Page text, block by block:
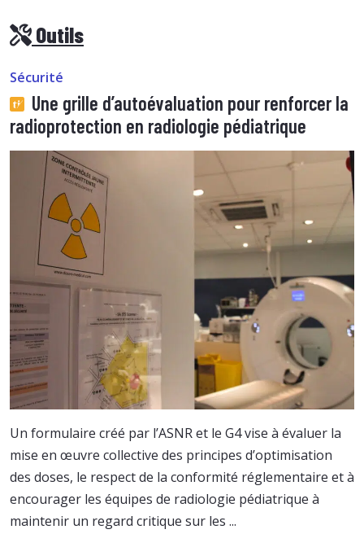
Outils
Sécurité
Une grille d’autoévaluation pour renforcer la
radioprotection en radiologie pédiatrique
Un formulaire créé par l’ASNR et le G4 vise à évaluer la
mise en œuvre collective des principes d’optimisation
des doses, le respect de la conformité réglementaire et à
encourager les équipes de radiologie pédiatrique à
maintenir un regard critique sur les ...